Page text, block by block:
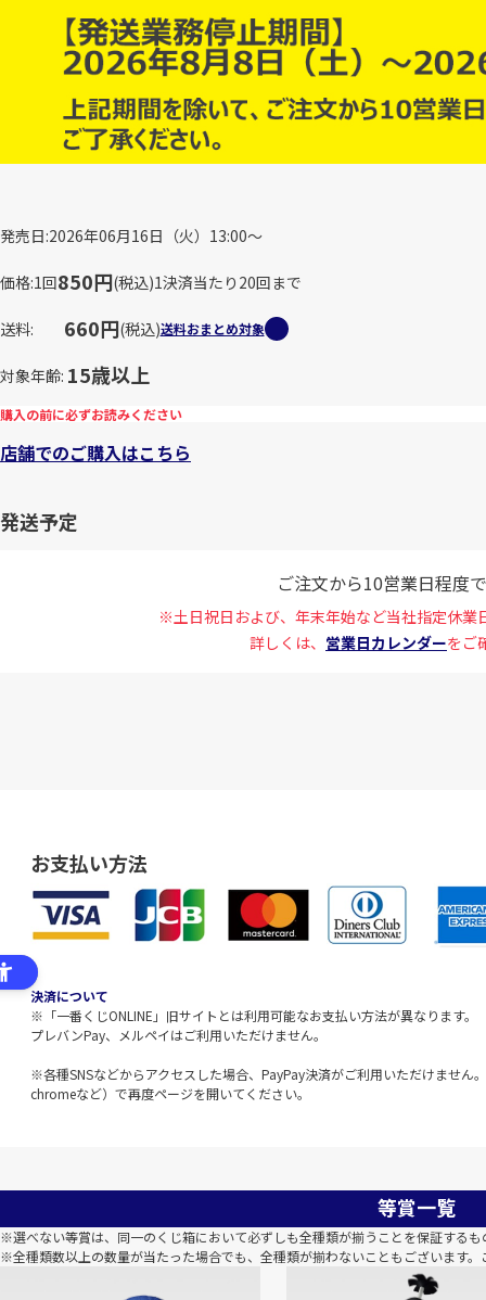
発売日 2026年06月16日（火）13:00～
価格 1回850円(税込)1決済当たり20回まで
送料 660円(税込)送料おまとめ対象
対象年齢 15歳以上
購入の前に必ずお読みください
店舗でのご購入はこちら
発送予定
ご注文から10営業日程度
※土日祝日および、年末年始など当社指定休業
詳しくは、 営業日カレンダーをご
お支払い方法
決済について
※「一番くじONLINE」旧サイトとは利用可能なお支払い方法が異なります。
プレバンPay、メルペイはご利用いただけません。
※各種SNSなどからアクセスした場合、PayPay決済がご利用いただけません
chromeなど）で再度ページを開いてください。
等賞一覧
※選べない等賞は、同一のくじ箱において必ずしも全種類が揃うことを保証する
※全種類数以上の数量が当たった場合でも、全種類が揃わないこともございます